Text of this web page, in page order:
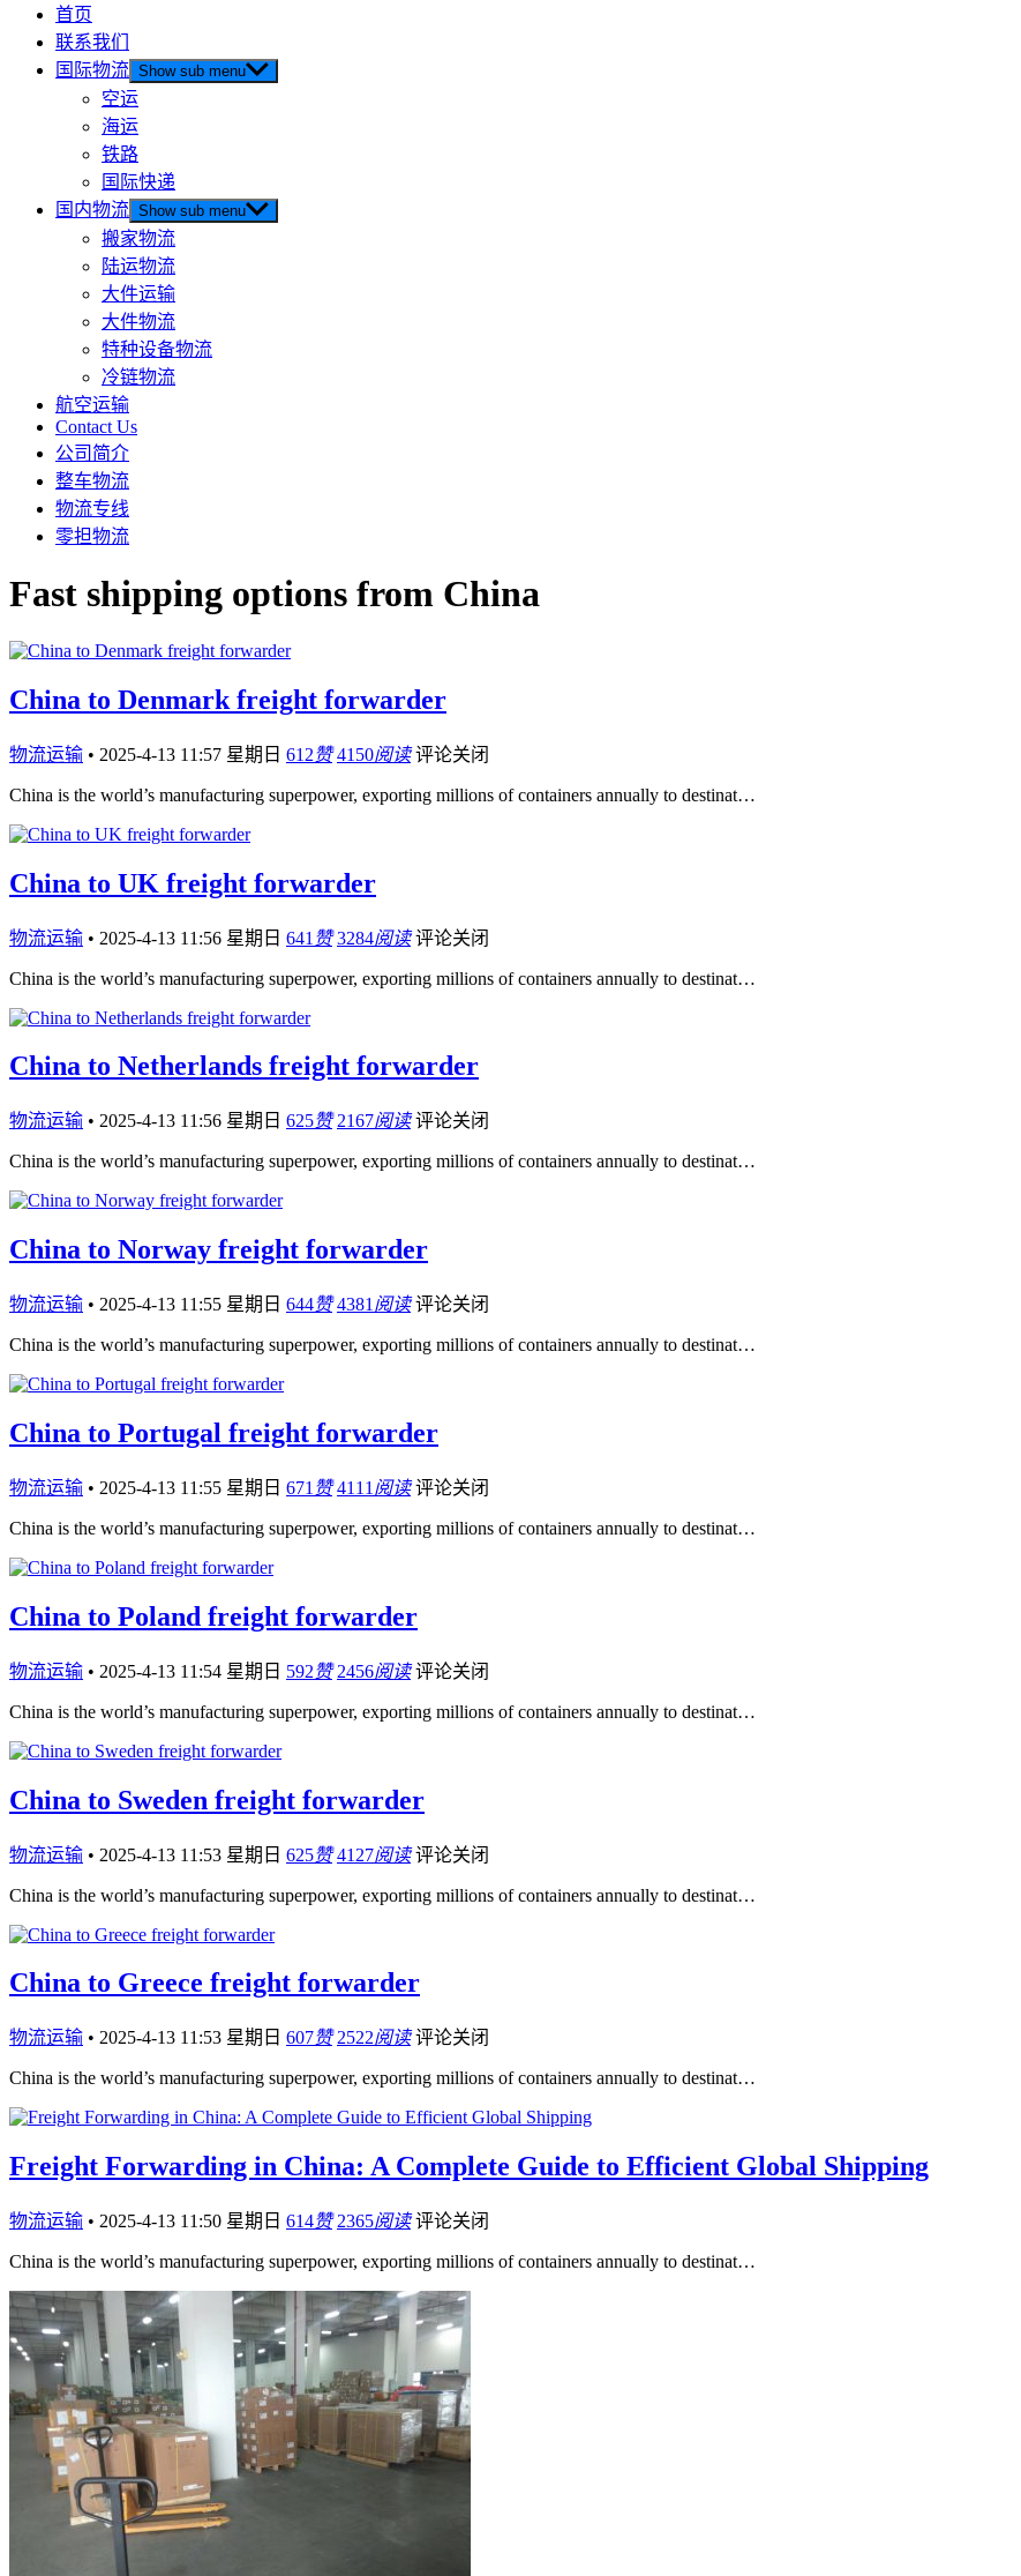
首页
联系我们
国际物流 Show sub menu
空运
海运
铁路
国际快递
国内物流 Show sub menu
搬家物流
陆运物流
大件运输
大件物流
特种设备物流
冷链物流
航空运输
Contact Us
公司简介
整车物流
物流专线
零担物流
Fast shipping options from China
China to Denmark freight forwarder
物流运输 • 2025-4-13 11:57 星期日 612赞 4150阅读 评论关闭
China is the world’s manufacturing superpower, exporting millions of containers annually to destinat…
China to UK freight forwarder
物流运输 • 2025-4-13 11:56 星期日 641 赞 3284阅读 评论关闭
China is the world’s manufacturing superpower, exporting millions of containers annually to destinat…
China to Netherlands freight forwarder
物流运输 • 2025-4-13 11:56 星期日 625赞 2167阅读 评论关闭
China is the world’s manufacturing superpower, exporting millions of containers annually to destinat…
China to Norway freight forwarder
物流运输 • 2025-4-13 11:55 星期日 644赞 4381 阅读 评论关闭
China is the world’s manufacturing superpower, exporting millions of containers annually to destinat…
China to Portugal freight forwarder
物流运输 • 2025-4-13 11:55 星期日 671 赞 4111 阅读 评论关闭
China is the world’s manufacturing superpower, exporting millions of containers annually to destinat…
China to Poland freight forwarder
物流运输 • 2025-4-13 11:54 星期日 592赞 2456阅读 评论关闭
China is the world’s manufacturing superpower, exporting millions of containers annually to destinat…
China to Sweden freight forwarder
物流运输 • 2025-4-13 11:53 星期日 625赞 4127阅读 评论关闭
China is the world’s manufacturing superpower, exporting millions of containers annually to destinat…
China to Greece freight forwarder
物流运输 • 2025-4-13 11:53 星期日 607赞 2522阅读 评论关闭
China is the world’s manufacturing superpower, exporting millions of containers annually to destinat…
Freight Forwarding in China: A Complete Guide to Efficient Global Shipping
物流运输 • 2025-4-13 11:50 星期日 614赞 2365阅读 评论关闭
China is the world’s manufacturing superpower, exporting millions of containers annually to destinat…